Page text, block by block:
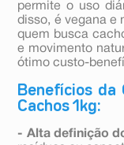
permite o uso
disso, é vegana e
quem busca
e movimento
ótimo custo-
Benefícios da
Cachos 1kg:
- Alta definição